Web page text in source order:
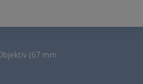
(67 mm